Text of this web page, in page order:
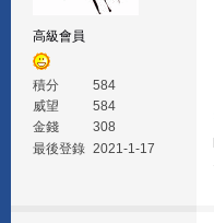
高級會員
積分
584
威望
584
金錢
308
最後登錄 2021-1-17